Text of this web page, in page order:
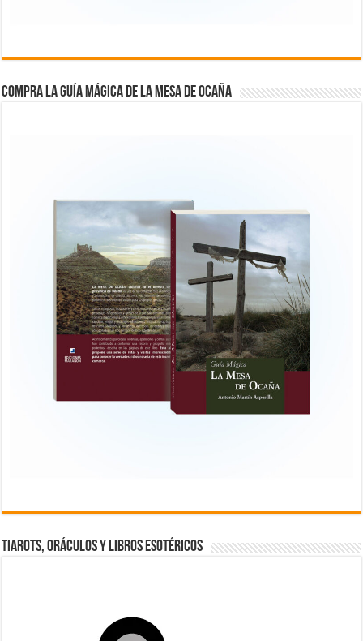
COMPRA LA GUÍA MÁGICA DE LA MESA DE OCAÑA
TIAROTS, ORÁCULOS Y LIBROS ESOTÉRICOS